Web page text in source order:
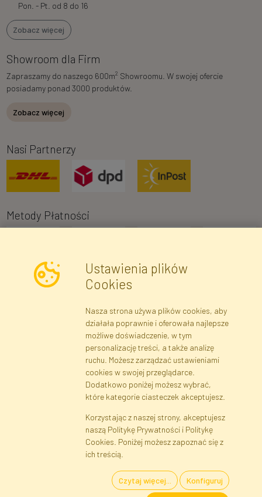
Pon. - Pt. od 8 do 16
Zobacz więcej
Showroom dla Firm
Zapraszamy do naszego 600m2 Showroomu. W swojej ofercie
posiadamy ponad 3000 produktów.
Zobacz więcej
Nasi Partnerzy
Metody Płatności
Zapisz się
Dane rejestrowe Regulamin
Polityka Prywatności
Pomoc
Mapa serwisu
Cookies Język
Kwiaty i Rośliny Sztuczne · Hurtownia i Sklep Internetowy · Bezpośredni
Ustawienia plików
Cookies
Nasza strona używa plików cookies, aby
działała poprawnie i oferowała najlepsze
możliwe doświadczenie, w tym
personalizację treści, a także analizę
ruchu. Możesz zarządzać ustawieniami
cookies w swojej przeglądarce.
Dodatkowo poniżej możesz wybrać,
które kategorie ciasteczek akceptujesz.
Korzystając z naszej strony, akceptujesz
naszą Politykę Prywatności i Politykę
Cookies. Poniżej możesz zapoznać się z
ich treścią.
Czytaj więcej... Konfiguruj